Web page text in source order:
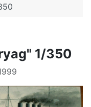
1/350